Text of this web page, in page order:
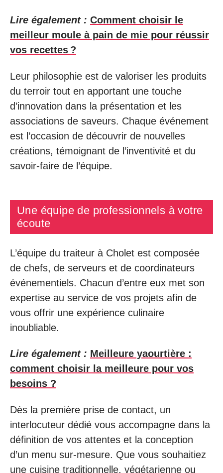
Lire également : Comment choisir le
meilleur moule à pain de mie pour réussir
vos recettes ?
Leur philosophie est de valoriser les produits
du terroir tout en apportant une touche
d’innovation dans la présentation et les
associations de saveurs. Chaque événement
est l’occasion de découvrir de nouvelles
créations, témoignant de l’inventivité et du
savoir-faire de l’équipe.
Une équipe de professionnels à votre
écoute
L’équipe du traiteur à Cholet est composée
de chefs, de serveurs et de coordinateurs
événementiels. Chacun d’entre eux met son
expertise au service de vos projets afin de
vous offrir une expérience culinaire
inoubliable.
Lire également : Meilleure yaourtière :
comment choisir la meilleure pour vos
besoins ?
Dès la première prise de contact, un
interlocuteur dédié vous accompagne dans la
définition de vos attentes et la conception
d’un menu sur-mesure. Que vous souhaitiez
une cuisine traditionnelle, végétarienne ou